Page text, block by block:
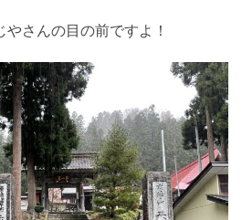
さんの目の前ですよ！